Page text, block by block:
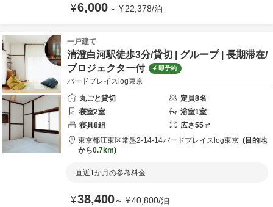
¥6,000～ ¥22,378/泊
一戸建て
清澄白河駅徒歩3分/貸切 | グループ | 長期滞在/
プロジェクター付
即予約
バードプレイスlog東京
丸ごと貸切
定員8名
寝室2室 浴室1室
寝具8組 広さ55㎡
東京都江東区常盤2-14-14バードプレイスlog東京
目的地
から0.7km
直近1か月の参考料金
¥38,400～ ¥40,800/泊